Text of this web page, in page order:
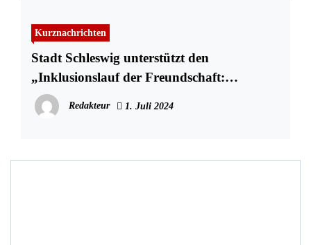
Kurznachrichten
Stadt Schleswig unterstützt den
„Inklusionslauf der Freundschaft:
Gemeinsam eins“
Redakteur 1. Juli 2024